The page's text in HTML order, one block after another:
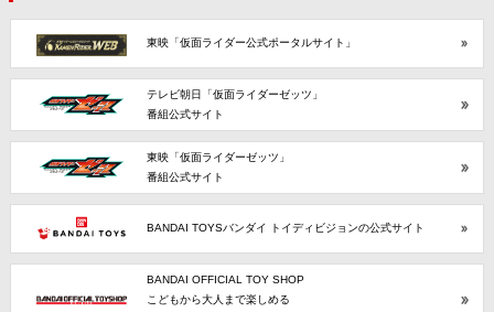
東映「仮面ライダー公式ポータルサイト」
テレビ朝日「仮面ライダーゼッツ」
番組公式サイト
東映「仮面ライダーゼッツ」
番組公式サイト
BANDAI TOYSバンダイ トイディビジョンの公式サイト
BANDAI OFFICIAL TOY SHOP
こどもから大人まで楽しめる